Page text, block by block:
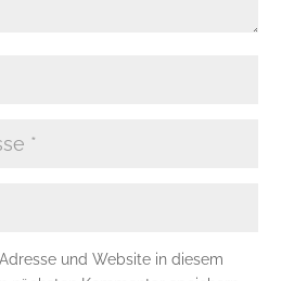
und Website in diesem